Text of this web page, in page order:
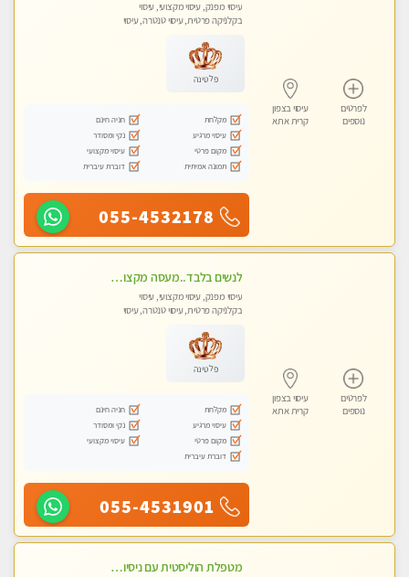
לפרטים
נוספים
עיסוי בצפון
קרית אתא
עיסוי מפנק, עיסוי מקצועי, עיסוי
בקלניקה פרטית, עיסוי טנטרה, עיסוי
פלטינה
מקלחת
חניה חינם
עיסוי מרגיע
נקי ומסודר
מקום פרטי
עיסוי מקצועי
תמונה אמיתית
דוברת עיברית
055-4532178
לפרטים
נוספים
עיסוי בצפון
קרית אתא
לנשים בלבד..מעסה מקצועי לנשים בלבד
עיסוי מפנק, עיסוי מקצועי, עיסוי
בקלניקה פרטית, עיסוי טנטרה, עיסוי
פלטינה
מקלחת
חניה חינם
עיסוי מרגיע
נקי ומסודר
מקום פרטי
עיסוי מקצועי
דוברת עיברית
055-4531901
מטפלת הוליסטית עם ניסיון מעל עשור. עיסוי הוליסטי לגוף ולנשמה עם שמנים חמים מתאים: לגברים/נשים ונשים בהריון . ומקצועית ברמה גבוהה